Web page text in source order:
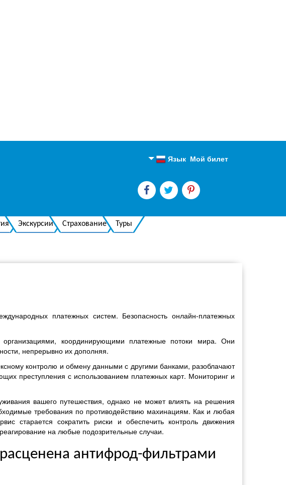
Мой билет
Язык
Английский
Экскурсии Страхование Туры
платежных систем. Безопасность онлайн-платежных
координирующими платежные потоки мира. Они
непрерывно их дополняя.
контролю и обмену данными с другими банками, разоблачают
преступления с использованием платежных карт. Мониторинг и
вашего путешествия, однако не может влиять на решения
требования по противодействию махинациям. Как и любая
старается сократить риски и обеспечить контроль движения
на любые подозрительные случаи.
антифрод-фильтрами